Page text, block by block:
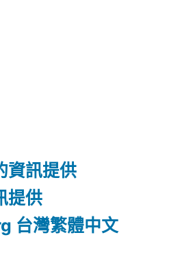
資訊提供
提供
台灣繁體中文